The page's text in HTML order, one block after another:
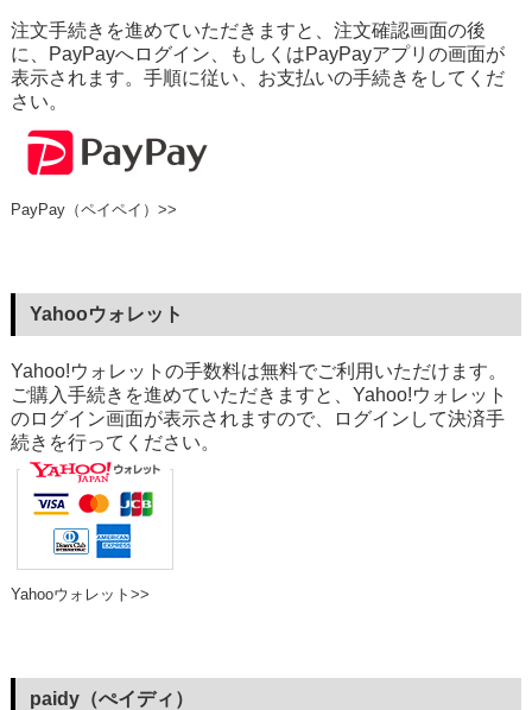
注文手続きを進めていただきますと、注文確認画面の後
に、PayPayへログイン、もしくはPayPayアプリの画面が
表示されます。手順に従い、お支払いの手続きをしてくだ
さい。
PayPay（ペイペイ）>>
Yahooウォレット
Yahoo!ウォレットの手数料は無料でご利用いただけます。
ご購入手続きを進めていただきますと、Yahoo!ウォレット
のログイン画面が表示されますので、ログインして決済手
続きを行ってください。
Yahooウォレット>>
paidy（ぺイディ）